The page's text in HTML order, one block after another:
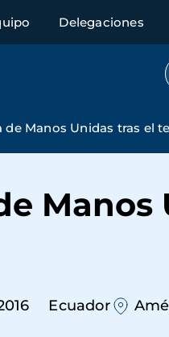
Delegaciones
de Manos Unidas tras el
Ecuador